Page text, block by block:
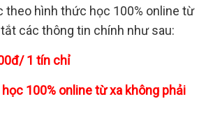
theo hình thức học 100% online từ
các thông tin chính như sau:
1 tín chỉ
học 100% online từ xa không phải